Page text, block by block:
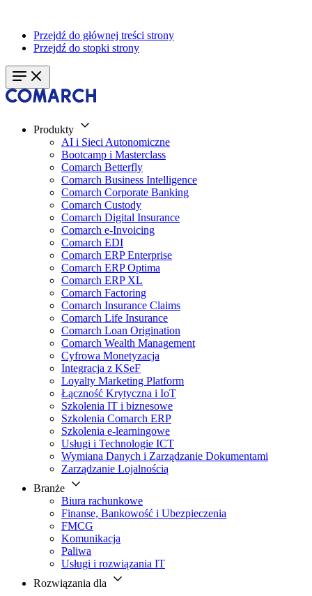
Przejdź do głównej treści strony
Przejdź do stopki strony
Produkty
AI i Sieci Autonomiczne
Bootcamp i Masterclass
Comarch Betterfly
Comarch Business Intelligence
Comarch Corporate Banking
Comarch Custody
Comarch Digital Insurance
Comarch e-Invoicing
Comarch EDI
Comarch ERP Enterprise
Comarch ERP Optima
Comarch ERP XL
Comarch Factoring
Comarch Insurance Claims
Comarch Life Insurance
Comarch Loan Origination
Comarch Wealth Management
Cyfrowa Monetyzacja
Integracja z KSeF
Loyalty Marketing Platform
Łączność Krytyczna i IoT
Szkolenia IT i biznesowe
Szkolenia Comarch ERP
Szkolenia e-learningowe
Usługi i Technologie ICT
Wymiana Danych i Zarządzanie Dokumentami
Zarządzanie Lojalnością
Branże
Biura rachunkowe
Finanse, Bankowość i Ubezpieczenia
FMCG
Komunikacja
Paliwa
Usługi i rozwiązania IT
Rozwiązania dla